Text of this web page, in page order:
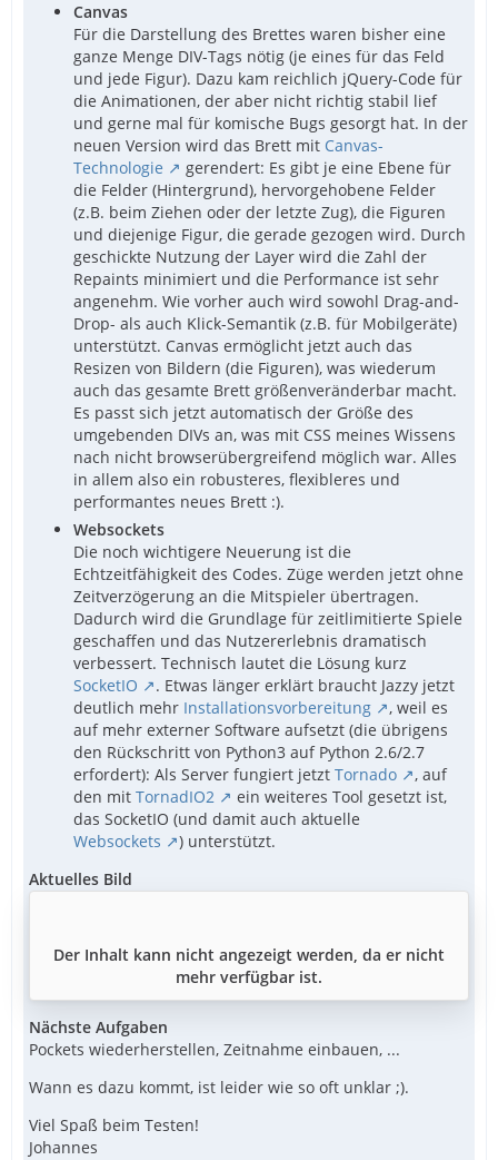
Canvas
Für die Darstellung des Brettes waren bisher eine
ganze Menge DIV-Tags nötig (je eines für das Feld
und jede Figur). Dazu kam reichlich jQuery-Code für
die Animationen, der aber nicht richtig stabil lief
und gerne mal für komische Bugs gesorgt hat. In der
neuen Version wird das Brett mit Canvas-
Technologie
gerendert: Es gibt je eine Ebene für
die Felder (Hintergrund), hervorgehobene Felder
(z.B. beim Ziehen oder der letzte Zug), die Figuren
und diejenige Figur, die gerade gezogen wird. Durch
geschickte Nutzung der Layer wird die Zahl der
Repaints minimiert und die Performance ist sehr
angenehm. Wie vorher auch wird sowohl Drag-and-
Drop- als auch Klick-Semantik (z.B. für Mobilgeräte)
unterstützt. Canvas ermöglicht jetzt auch das
Resizen von Bildern (die Figuren), was wiederum
auch das gesamte Brett größenveränderbar macht.
Es passt sich jetzt automatisch der Größe des
umgebenden DIVs an, was mit CSS meines Wissens
nach nicht browserübergreifend möglich war. Alles
in allem also ein robusteres, flexibleres und
performantes neues Brett :).
Websockets
Die noch wichtigere Neuerung ist die
Echtzeitfähigkeit des Codes. Züge werden jetzt ohne
Zeitverzögerung an die Mitspieler übertragen.
Dadurch wird die Grundlage für zeitlimitierte Spiele
geschaffen und das Nutzererlebnis dramatisch
verbessert. Technisch lautet die Lösung kurz
SocketIO
. Etwas länger erklärt braucht Jazzy jetzt
deutlich mehr Installationsvorbereitung
, weil es
auf mehr externer Software aufsetzt (die übrigens
den Rückschritt von Python3 auf Python 2.6/2.7
erfordert): Als Server fungiert jetzt Tornado
, auf
den mit TornadIO2
ein weiteres Tool gesetzt ist,
das SocketIO (und damit auch aktuelle
Websockets
) unterstützt.
Aktuelles Bild
Der Inhalt kann nicht angezeigt werden, da er nicht
mehr verfügbar ist.
Nächste Aufgaben
Pockets wiederherstellen, Zeitnahme einbauen, ...
Wann es dazu kommt, ist leider wie so oft unklar ;).
Viel Spaß beim Testen!
Johannes